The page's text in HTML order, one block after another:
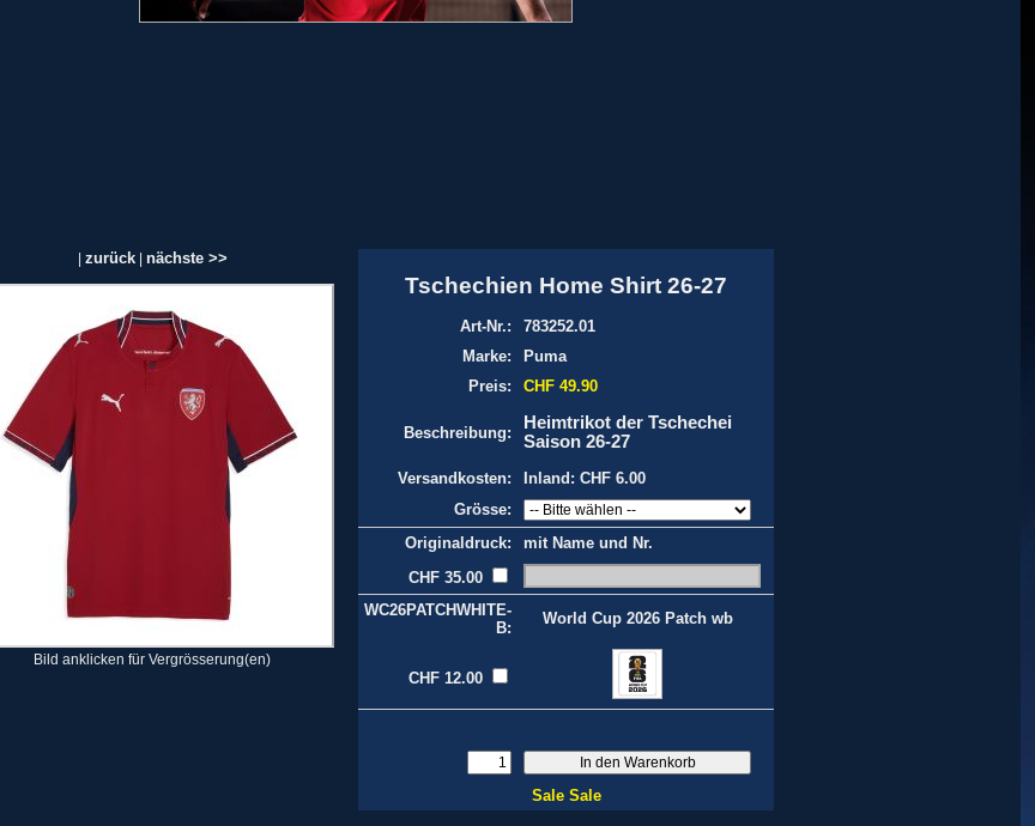
zurück| nächste >>
Bild anklicken für Vergrösserung(en)
Tschechien Home Shirt 26-27
Art-Nr.:
783252.01
Marke:
Puma
Preis:
CHF 49.90
Beschreibung:
Heimtrikot der Tschechei
Saison 26-27
Versandkosten:
Inland: CHF 6.00
Grösse:
Originaldruck:
mit Name und Nr.
CHF 35.00
WC26PATCHWHITE-
B:
World Cup 2026 Patch wb
CHF 12.00
Sale Sale